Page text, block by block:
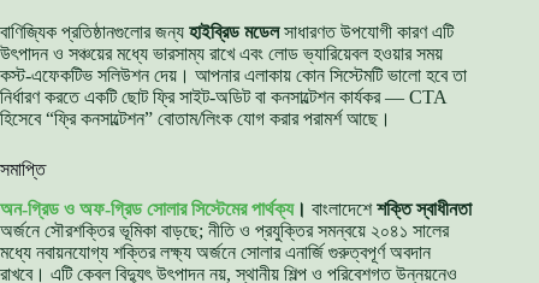
বাণিজ্যিক প্রতিষ্ঠানগুলোর জন্য হাইব্রিড মডেলসাধারণত উপযোগী কারণ এটি
উৎপাদন ও সঞ্চয়ের মধ্যে ভারসাম্য রাখে এবং লোড ভ্যারিয়েবল হওয়ার সময়
কস্ট-এফেকটিভ সলিউশন দেয়। আপনার এলাকায় কোন সিস্টেমটি ভালো হবে তা
নির্ধারণ করতে একটি ছোট ফ্রি সাইট-অডিট বা কনসাল্টেশন কার্যকর — CTA
হিসেবে “ফ্রি কনসাল্টেশন” বোতাম/লিংক যোগ করার পরামর্শ আছে।
সমাপ্তি
অন-গ্রিড ও অফ-গ্রিড সোলার সিস্টেমের পার্থক্য। বাংলাদেশেশক্তি স্বাধীনতা
অর্জনে সৌরশক্তির ভূমিকা বাড়ছে; নীতি ও প্রযুক্তির সমন্বয়ে ২০৪১ সালের
মধ্যে নবায়নযোগ্য শক্তির লক্ষ্য অর্জনে সোলার এনার্জি গুরুত্বপূর্ণ অবদান
রাখবে। এটি কেবল বিদ্যুৎ উৎপাদন নয়, স্থানীয় শিল্প ও পরিবেশগত উন্নয়নেও